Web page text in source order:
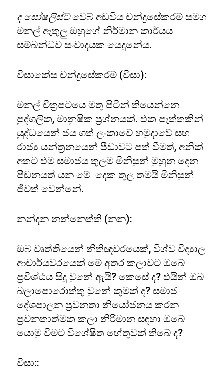
ද සෝෂලිස්ට්වෙබ් අඩවිය චන්ද්‍රසේකරම් සමග
මනල් ඇතුලු ඔහුගේ නිර්මාන කාර්යය
සම්බන්ධව සංවාදයක යෙදුනේය.
විසාකේස චන්ද්‍රසේකරම් (විසා):
මනල් චිත්‍රපටයෙ මතු පිටින් තියෙන්නෙ
පුද්ගලික, මානුෂික ප්‍රශ්නයක්. එක පැත්තකින්
යුද්ධයෙන් ජය ගත් ලංකාවේ හමුදාවේ සහ
රාජ්‍ය යන්ත්‍රනයෙන් පීඩාවට පත් වීමත්, අනික්
අතට එම සමාජය තුලම මිනිසුන් මුහුන දෙන
පීඩනයත් යන මේ දෙක තුල තමයි මිනිසුන්
ජීවත් වෙන්නේ.
නන්දන නන්නෙත්ති (නන):
ඔබ වෘත්තියෙන් නීතිඥවරයෙක්, විශ්ව විද්‍යාල
ආචාර්යවරයෙක් මේ අතර කලාවට ඔබේ
ප්‍රවිශ්ඨය සිදු වුනේ ඇයි? කෙසේ ද? එයින් ඔබ
බලාපොරොත්තු වුනේ කුමක් ද? සමාජ
දේශපාලන ප්‍රවනතා නියෝජනය කරන
ප්‍රවනතාත්මක කලා නිරිමාන සඳහා ඔබේ
යොමු වීමට විශේෂිත හේතුවක් තිබේ ද?
විසා::